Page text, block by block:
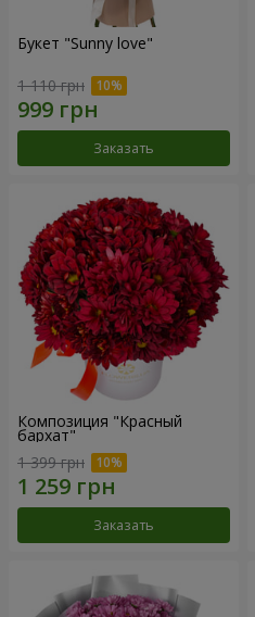
Букет "Sunny love"
1 110 грн
Заказать
Композиция "Красный
бархат"
1 399 грн
Заказать